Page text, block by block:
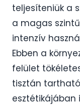
teljesíteniük a
a magas
intenzív
Ebben a
felület
tisztán
esztétikájában